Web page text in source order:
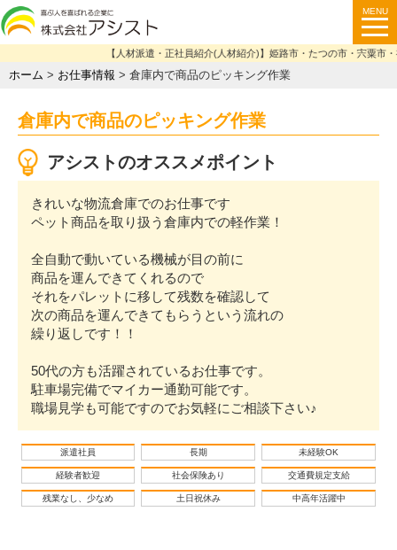
【人材派遣・正社員紹介(人材紹介)】姫路市・たつの市・宍粟市・福
ホーム > お仕事情報 > 倉庫内で商品のピッキング作業
倉庫内で商品のピッキング作業
アシストのオススメポイント
きれいな物流倉庫でのお仕事です
ペット商品を取り扱う倉庫内での軽作業！
全自動で動いている機械が目の前に
商品を運んできてくれるので
それをパレットに移して残数を確認して
次の商品を運んできてもらうという流れの
繰り返しです！！
50代の方も活躍されているお仕事です。
駐車場完備でマイカー通勤可能です。
職場見学も可能ですのでお気軽にご相談下さい♪
派遣社員 長期 未経験OK
経験者歓迎 社会保険あり 交通費規定支給
残業なし、少なめ 土日祝休み 中高年活躍中